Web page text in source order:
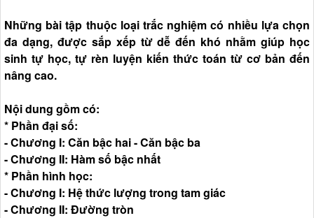
Những bài tập thuộc loại trắc nghiệm có nhiều lựa chọn
đa dạng, được sắp xếp từ dễ đến khó nhằm giúp học
sinh tự học, tự rèn luyện kiến thức toán từ cơ bản đến
nâng cao.
Nội dung gồm có:
* Phần đại số:
- Chương I: Căn bậc hai - Căn bậc ba
- Chương II: Hàm số bậc nhất
* Phần hình học:
- Chương I: Hệ thức lượng trong tam giác
- Chương II: Đường tròn